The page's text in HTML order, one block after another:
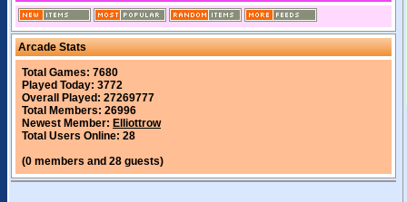
Arcade Stats
Total Games: 7680
Played Today: 3772
Overall Played: 27269777
Total Members: 26996
Newest Member: Elliottrow
Total Users Online: 28
(0 members and 28 guests)